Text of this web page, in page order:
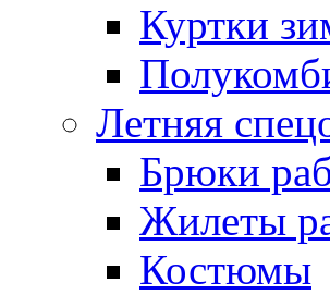
Куртки
Летняя
Брюки
Жилеты
Костюмы